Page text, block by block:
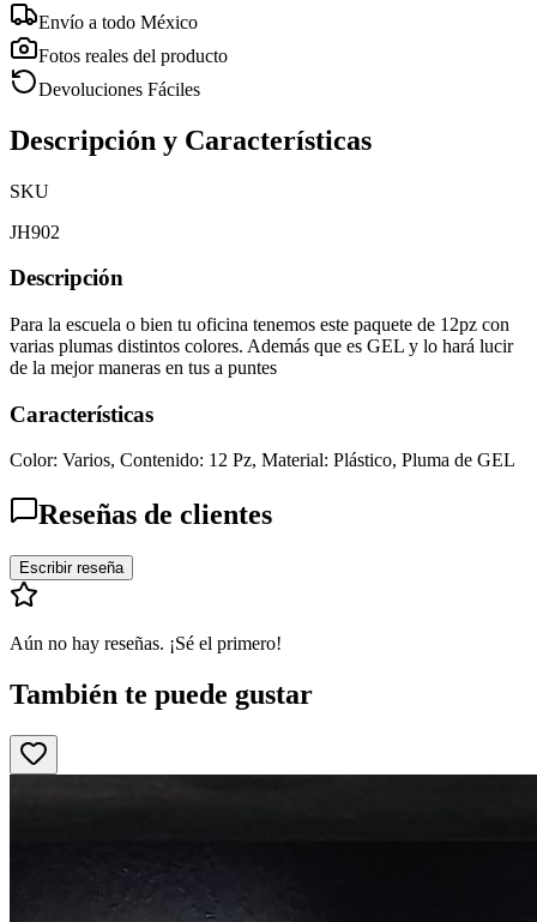
Envío a todo México
Fotos reales del producto
Devoluciones Fáciles
Descripción y Características
SKU
JH902
Descripción
Para la escuela o bien tu oficina tenemos este paquete de 12pz con
varias plumas distintos colores. Además que es GEL y lo hará lucir
de la mejor maneras en tus a puntes
Características
Color: Varios, Contenido: 12 Pz, Material: Plástico, Pluma de GEL
Reseñas de clientes
Escribir reseña
Aún no hay reseñas. ¡Sé el primero!
También te puede gustar